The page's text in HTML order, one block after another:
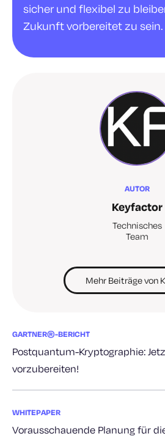
sicher und flexibel zu
Zukunft vorbereitet zu sein.
AUTOR
Keyfactor
Technisches
Team
Mehr Beiträge von
GARTNER®-BERICHT
Postquantum-Kryptographie:
vorzubereiten!
WHITEPAPER
Vorausschauende Planung für